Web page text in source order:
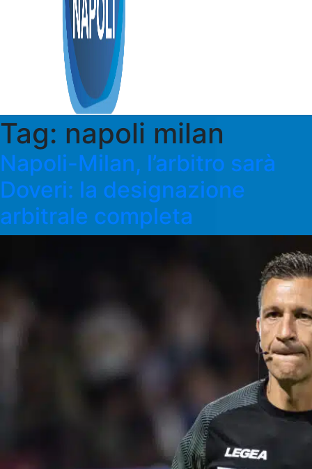
Tag: napoli milan
Napoli-Milan, l’arbitro sarà
Doveri: la designazione
arbitrale completa